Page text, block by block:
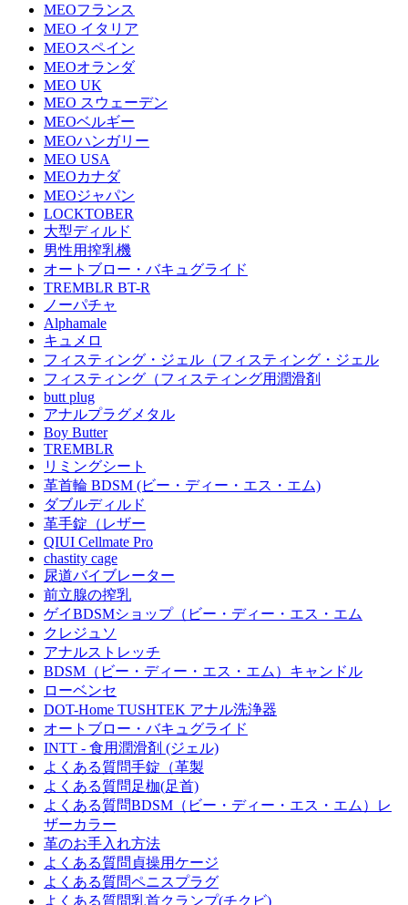
MEOフランス
MEO イタリア
MEOスペイン
MEOオランダ
MEO UK
MEO スウェーデン
MEOベルギー
MEOハンガリー
MEO USA
MEOカナダ
MEOジャパン
LOCKTOBER
大型ディルド
男性用搾乳機
オートブロー・バキュグライド
TREMBLR BT-R
ノーパチャ
Alphamale
キュメロ
フィスティング・ジェル（フィスティング・ジェル
フィスティング（フィスティング用潤滑剤
butt plug
アナルプラグメタル
Boy Butter
TREMBLR
リミングシート
革首輪 BDSM (ビー・ディー・エス・エム)
ダブルディルド
革手錠（レザー
QIUI Cellmate Pro
chastity cage
尿道バイブレーター
前立腺の搾乳
ゲイBDSMショップ（ビー・ディー・エス・エム
クレジュソ
アナルストレッチ
BDSM（ビー・ディー・エス・エム）キャンドル
ローベンセ
DOT-Home TUSHTEK アナル洗浄器
オートブロー・バキュグライド
INTT - 食用潤滑剤 (ジェル)
よくある質問手錠（革製
よくある質問足枷(足首)
よくある質問BDSM（ビー・ディー・エス・エム）レ
ザーカラー
革のお手入れ方法
よくある質問貞操用ケージ
よくある質問ペニスプラグ
よくある質問乳首クランプ(チクビ)